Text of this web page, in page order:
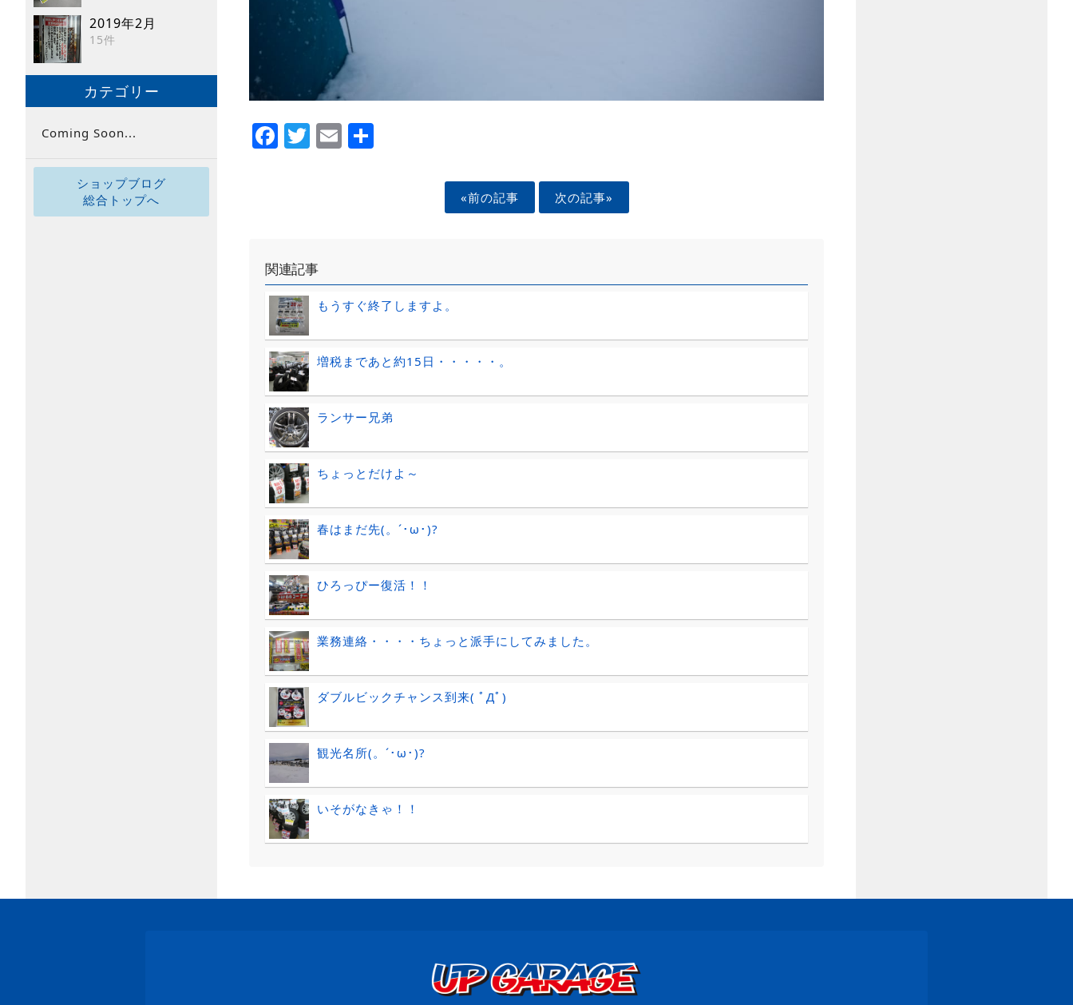
2019年2月
15件
カテゴリー
Coming Soon...
ショップブログ
総合トップへ
Facebook
Twitter
Email
«前の記事 次の記事»
関連記事
もうすぐ終了しますよ。
増税まであと約15日・・・・・。
ランサー兄弟
ちょっとだけよ～
春はまだ先(。´･ω･)?
ひろっぴー復活！！
業務連絡・・・・ちょっと派手にしてみました。
ダブルビックチャンス到来( ﾟДﾟ)
観光名所(。´･ω･)?
いそがなきゃ！！